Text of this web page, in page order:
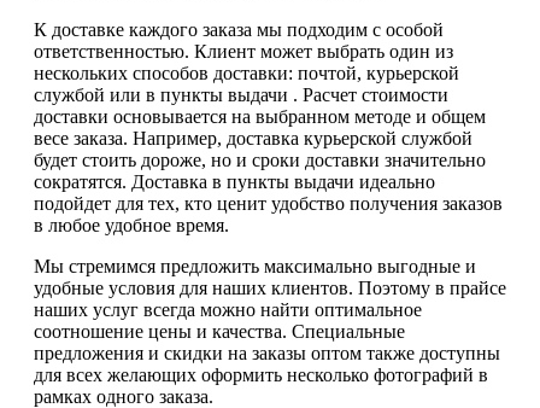
К доставке каждого заказа мы подходим с особой
ответственностью. Клиент может выбрать один из
нескольких способов доставки: почтой, курьерской
службой или в пункты выдачи . Расчет стоимости
доставки основывается на выбранном методе и общем
весе заказа. Например, доставка курьерской службой
будет стоить дороже, но и сроки доставки значительно
сократятся. Доставка в пункты выдачи идеально
подойдет для тех, кто ценит удобство получения заказов
в любое удобное время.
Мы стремимся предложить максимально выгодные и
удобные условия для наших клиентов. Поэтому в прайсе
наших услуг всегда можно найти оптимальное
соотношение цены и качества. Специальные
предложения и скидки на заказы оптом также доступны
для всех желающих оформить несколько фотографий в
рамках одного заказа.